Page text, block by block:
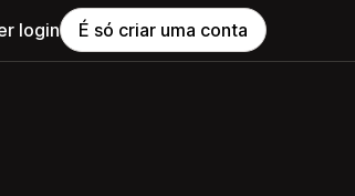
login É só criar uma conta